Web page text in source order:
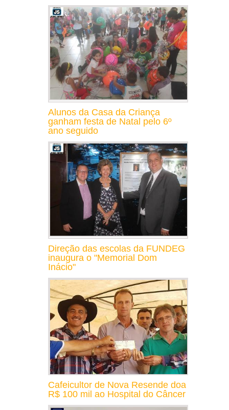
Alunos da Casa da Criança
ganham festa de Natal pelo 6º
ano seguido
Direção das escolas da FUNDEG
inaugura o "Memorial Dom
Inácio"
Cafeicultor de Nova Resende doa
R$ 100 mil ao Hospital do Câncer